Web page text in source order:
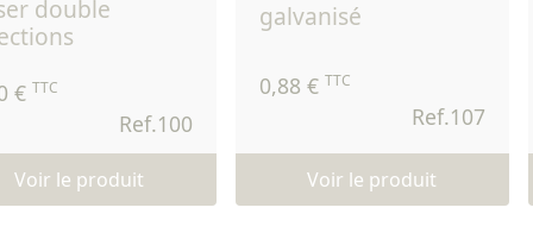
double
€ TTC
Ref.100
Voir le produit
galvanisé
0,88 € TTC
Ref.107
Voir le produit